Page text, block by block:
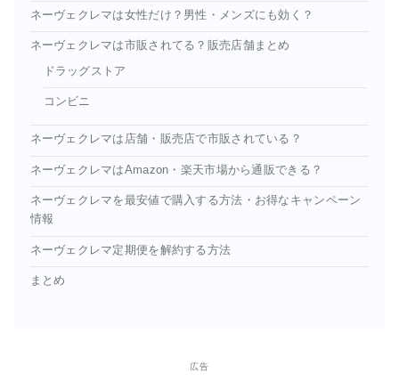
ネーヴェクレマは女性だけ？男性・メンズにも効く？
ネーヴェクレマは市販されてる？販売店舗まとめ
ドラッグストア
コンビニ
ネーヴェクレマは店舗・販売店で市販されている？
ネーヴェクレマはAmazon・楽天市場から通販できる？
ネーヴェクレマを最安値で購入する方法・お得なキャンペーン
情報
ネーヴェクレマ定期便を解約する方法
まとめ
広告